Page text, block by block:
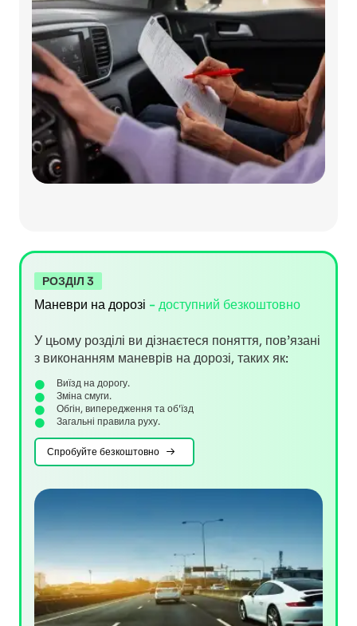
РОЗДІЛ 3
Маневри на дорозі - доступний безкоштовно
У цьому розділі ви дізнаєтеся поняття, пов’язані
з виконанням маневрів на дорозі, таких як:
Виїзд на дорогу.
Зміна смуги.
Обгін, випередження та об'їзд
Загальні правила руху.
Спробуйте безкоштовно